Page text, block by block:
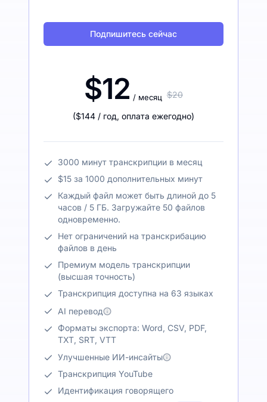
Подпишитесь сейчас
$12 / месяц $20
($144 / год, оплата ежегодно)
3000 минут транскрипции в месяц
$15 за 1000 дополнительных минут
Каждый файл может быть длиной до 5
часов / 5 ГБ. Загружайте 50 файлов
одновременно.
Нет ограничений на транскрибацию
файлов в день
Премиум модель транскрипции
(высшая точность)
Транскрипция доступна на 63 языках
AI перевод
Форматы экспорта: Word, CSV, PDF,
TXT, SRT, VTT
Улучшенные ИИ-инсайты
Транскрипция YouTube
Идентификация говорящего